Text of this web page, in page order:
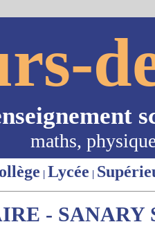
maths,
| Lycée |
- SANARY